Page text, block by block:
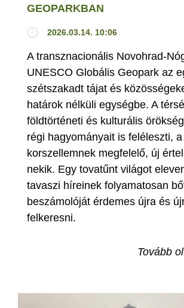
GEOPARKBAN
2026.03.14. 10:06
A transznacionális Novohrad-
UNESCO Globális Geopark az
szétszakadt tájat és
határok nélküli egységbe. A
földtörténeti és kulturális
régi hagyományait is feléleszti, a
korszellemnek megfelelő, új
nekik. Egy tovatűnt világot
tavaszi híreinek folyamatosan
beszámolóját érdemes újra és
felkeresni.
Tovább